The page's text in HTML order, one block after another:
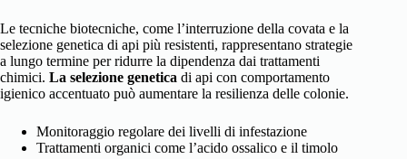
Le tecniche biotecniche, come l’interruzione della covata e la
selezione genetica di api più resistenti, rappresentano strategie
a lungo termine per ridurre la dipendenza dai trattamenti
chimici. La selezione genetica di api con comportamento
igienico accentuato può aumentare la resilienza delle colonie.
Monitoraggio regolare dei livelli di infestazione
Trattamenti organici come l’acido ossalico e il timolo